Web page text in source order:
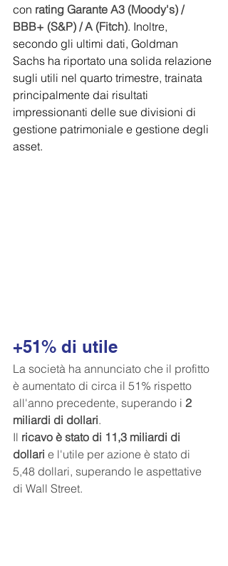
con rating Garante A3 (Moody's) /
BBB+ (S&P) / A (Fitch). Inoltre,
secondo gli ultimi dati, Goldman
Sachs ha riportato una solida relazione
sugli utili nel quarto trimestre, trainata
principalmente dai risultati
impressionanti delle sue divisioni di
gestione patrimoniale e gestione degli
asset.
+51% di utile
La società ha annunciato che il profitto
è aumentato di circa il 51% rispetto
all'anno precedente, superando i 2
miliardi di dollari.
Il ricavo è stato di 11,3 miliardi di
dollari e l'utile per azione è stato di
5,48 dollari, superando le aspettative
di Wall Street.